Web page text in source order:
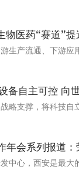
物医药“赛道”提
生产流通、下游应
备自主可控 向
略支撑，将科技自
年会系列报道
中心，西安是最大